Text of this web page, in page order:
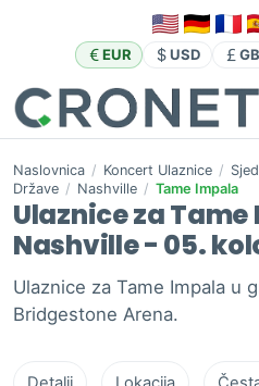
EUR USD
Naslovnica / Koncert Ulaznice /
Države / Nashville / Tame Impala
Ulaznice za Tame
Nashville - 05.
Ulaznice za Tame Impala u
Bridgestone Arena.